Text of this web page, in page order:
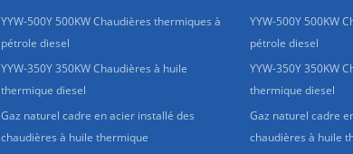
YYW-500Y 500KW Chaudières thermiques à
pétrole diesel
YYW-350Y 350KW Chaudières à huile
thermique diesel
Gaz naturel cadre en acier installé des
chaudières à huile thermique
YYW-500Y 500KW
pétrole diesel
YYW-350Y 350KW
thermique diesel
Gaz naturel cadre
chaudières à huile